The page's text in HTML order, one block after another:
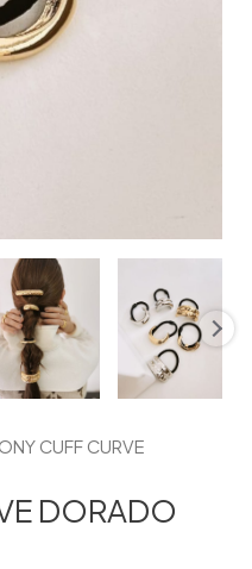
CUFF CURVE
DORADO